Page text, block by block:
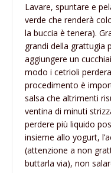
Lavare, spuntare e
verde che renderà
la buccia è tenera).
grandi della grattugia
aggiungere un
modo i cetrioli
procedimento è
salsa che altrimenti
ventina di minuti
perdere più liquido
insieme allo yogurt,
(attenzione a non
buttarla via), non